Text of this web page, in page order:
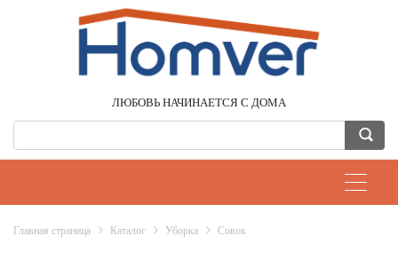
ЛЮБОВЬ НАЧИНАЕТСЯ С ДОМА
Главная страница Каталог Уборка Совок